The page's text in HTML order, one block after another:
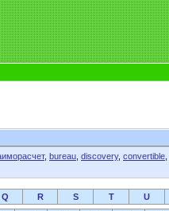
, bureau discovery, convertible
Q R S T U